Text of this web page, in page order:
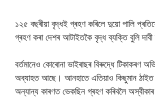
১২৫ বছৰীয়া বৃদ্ধই গ্ৰহণ কৰিলে দুয়ো পালি
গ্ৰহণ কৰা দেশৰ আটাইতকৈ বৃদ্ধ ব্যক্তি বুলি দাবী
বৰ্তমানেও কোৰোনা ভাইৰাছৰ বিৰুদ্ধে টিকাকৰণ
অব্যাহত আছে। আনহাতে এতিয়াও কিছুমান ঠাইত
অন্যান্য কাৰণত ভেকছিন গ্ৰহণ কৰিবলৈ